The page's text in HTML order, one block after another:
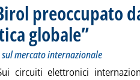
preoccupato
globale”
mercato internazionale
circuiti elettronici